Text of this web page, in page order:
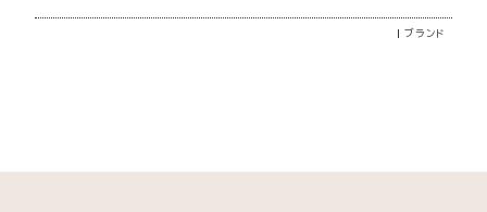
ブランド